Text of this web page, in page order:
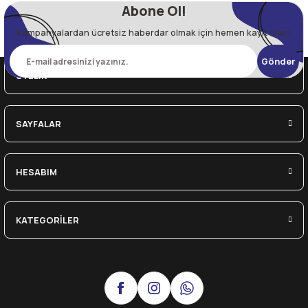
Abone Ol!
Kampanyalardan ücretsiz haberdar olmak için hemen kayıt olun!
Gönder
ÜYELİK
SAYFALAR
HESABIM
KATEGORİLER